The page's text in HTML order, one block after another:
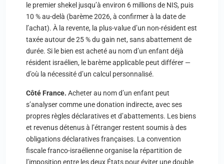
le premier shekel jusqu’à environ 6 millions de NIS, puis
10 % au-delà (barème 2026, à confirmer à la date de
l’achat). À la revente, la plus-value d’un non-résident est
taxée autour de 25 % du gain net, sans abattement de
durée. Si le bien est acheté au nom d’un enfant déjà
résident israélien, le barème applicable peut différer —
d’où la nécessité d’un calcul personnalisé.
Côté France. Acheter au nom d’un enfant peut
s’analyser comme une donation indirecte, avec ses
propres règles déclaratives et d’abattements. Les biens
et revenus détenus à l’étranger restent soumis à des
obligations déclaratives françaises. La convention
fiscale franco-israélienne organise la répartition de
l’imposition entre les deux États pour éviter une double